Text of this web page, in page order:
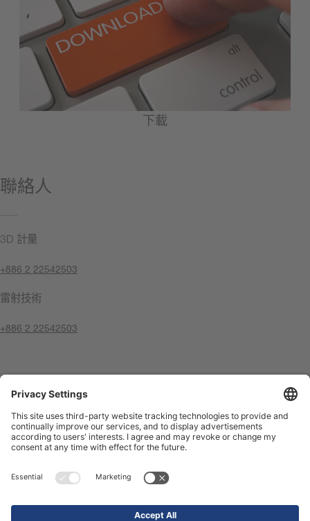
下載
聯絡人
3D 計量
+886 2 22542503
雷射技術
+886 2 22542503
版權聲明